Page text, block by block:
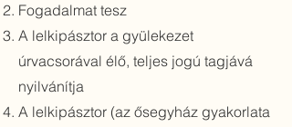
Fogadalmat tesz
A lelkipásztor a gyülekezet
úrvacsorával élő, teljes jogú tagjává
nyilvánítja
A lelkipásztor (az ősegyház gyakorlata